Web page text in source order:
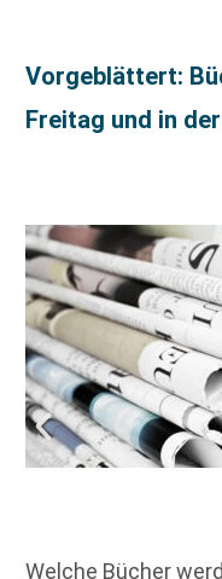
Vorgeblättert:
Freitag und in
Welche Bücher